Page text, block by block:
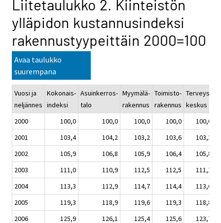
Liitetaulukko 2. Kiinteistön
ylläpidon kustannusindeksi
rakennustyypeittäin 2000=100
Avaa taulukko
suurempana
Vuosi ja
neljännes
Kokonais-
indeksi
Asuinkerros-
talo
Myymälä-
rakennus
Toimisto-
rakennus
Terveys-
keskus
2000
100,0 100,0 100,0 100,0
100,0
2001
103,4 104,2 103,2 103,6
103,3
2002
105,9 106,8 105,9 106,4
105,8
2003
111,0 110,9 112,5 112,5
111,1
2004
113,3 112,9 114,7 114,4
113,6
2005
119,3 118,9 119,6 119,3
118,8
2006
125,9 126,1 125,4 125,6
123,7